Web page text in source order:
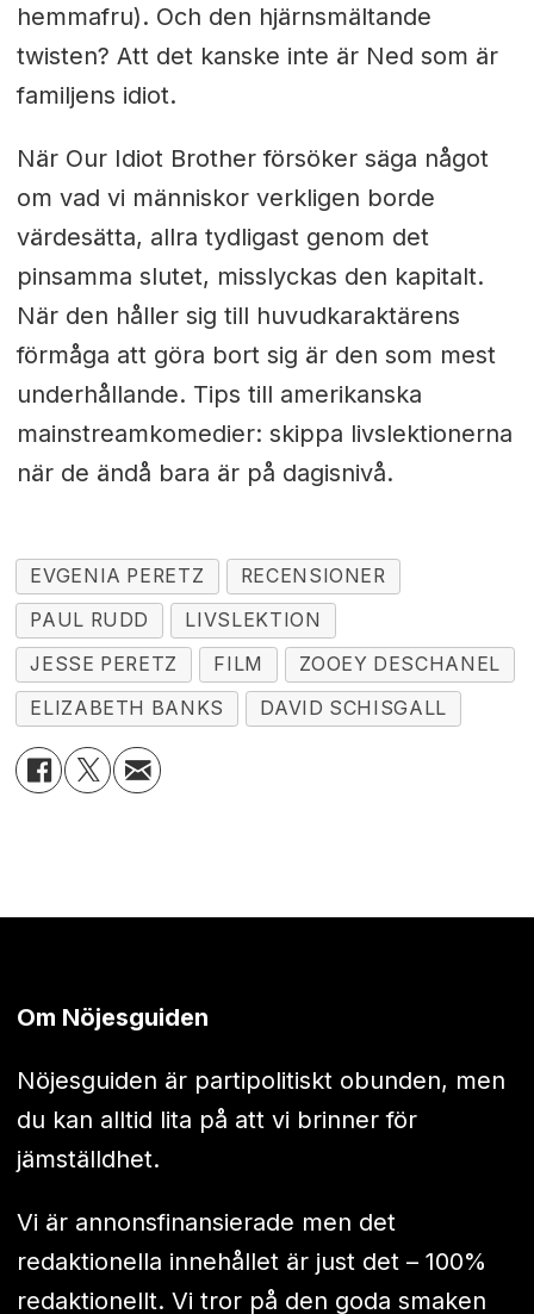
hemmafru). Och den hjärnsmältande
twisten? Att det kanske inte är Ned som är
familjens idiot.
När Our Idiot Brother försöker säga något
om vad vi människor verkligen borde
värdesätta, allra tydligast genom det
pinsamma slutet, misslyckas den kapitalt.
När den håller sig till huvudkaraktärens
förmåga att göra bort sig är den som mest
underhållande. Tips till amerikanska
mainstreamkomedier: skippa livslektionerna
när de ändå bara är på dagisnivå.
EVGENIA PERETZ
RECENSIONER
PAUL RUDD
LIVSLEKTION
JESSE PERETZ
FILM
ZOOEY DESCHANEL
ELIZABETH BANKS
DAVID SCHISGALL
Om Nöjesguiden
Nöjesguiden är partipolitiskt obunden, men
du kan alltid lita på att vi brinner för
jämställdhet.
Vi är annonsfinansierade men det
redaktionella innehållet är just det – 100%
redaktionellt. Vi tror på den goda smaken